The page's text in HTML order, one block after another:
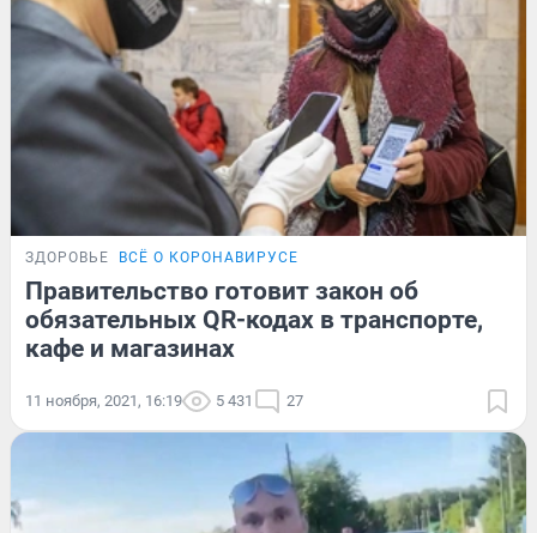
ЗДОРОВЬЕ ВСЁ О КОРОНАВИРУСЕ
Правительство готовит закон об
обязательных QR-кодах в транспорте,
кафе и магазинах
11 ноября, 2021, 16:19 5 431 27